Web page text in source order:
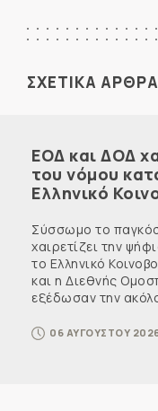
ΣΧΕΤΙΚΑ ΑΡΘΡΑ
ΕΟΔ και ΔΟΔ
του νόμου
Ελληνικό
Σύσσωμο το
χαιρετίζει την
το Ελληνικό
και η Διεθνής
εξέδωσαν την
06 ΑΥΓΟΥΣΤΟΥ